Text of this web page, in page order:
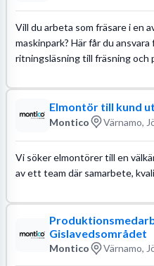
Vill du arbeta som fräsare i en
maskinpark? Här får du
ritningsläsning till fräsning och
Elmontör till kund
Montico Värnamo,
Vi söker elmontörer till en
av ett team där samarbete,
Gislavedsområdet
Montico Värnamo,